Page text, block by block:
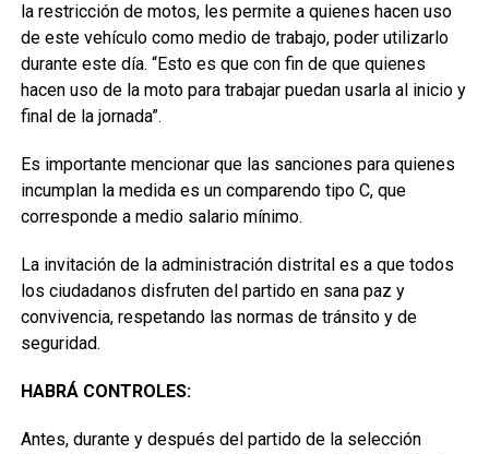
la restricción de motos, les permite a quienes hacen uso
de este vehículo como medio de trabajo, poder utilizarlo
durante este día. “Esto es que con fin de que quienes
hacen uso de la moto para trabajar puedan usarla al inicio y
final de la jornada”.
Es importante mencionar que las sanciones para quienes
incumplan la medida es un comparendo tipo C, que
corresponde a medio salario mínimo.
La invitación de la administración distrital es a que todos
los ciudadanos disfruten del partido en sana paz y
convivencia, respetando las normas de tránsito y de
seguridad.
HABRÁ CONTROLES:
Antes, durante y después del partido de la selección